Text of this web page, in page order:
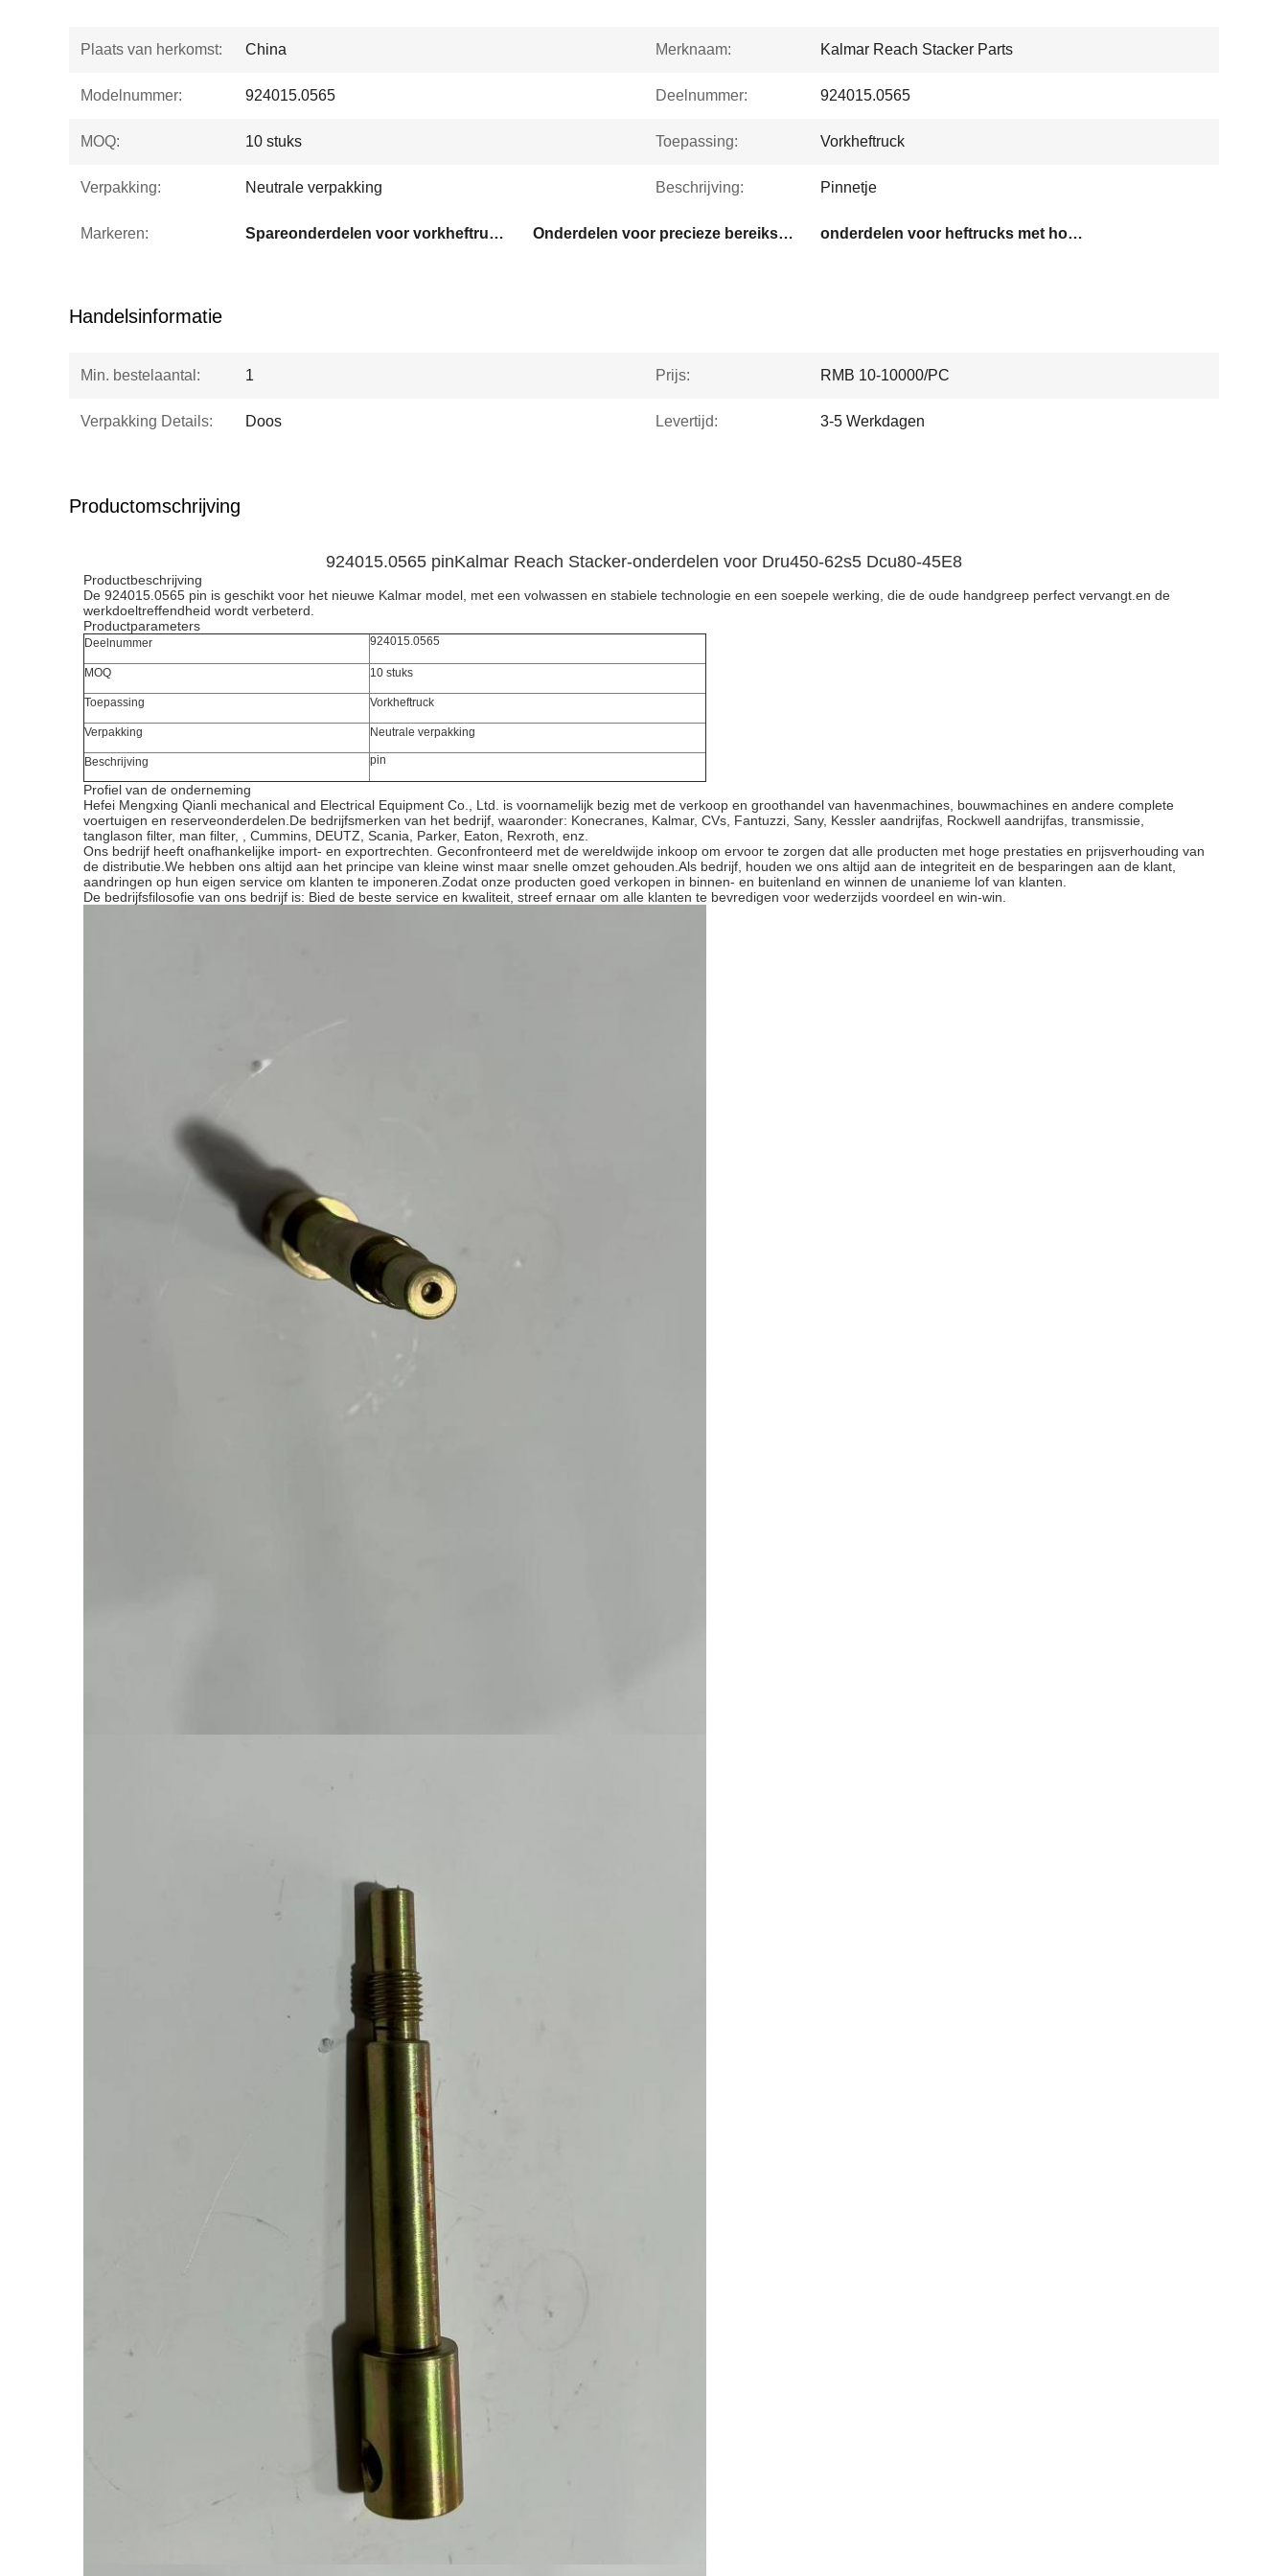
Plaats van herkomst: China Merknaam: Kalmar Reach Stacker Parts
Modelnummer: 924015.0565 Deelnummer: 924015.0565
MOQ: 10 stuks Toepassing: Vorkheftruck
Verpakking: Neutrale verpakking Beschrijving: Pinnetje
Markeren: Spareonderdelen voor vorkheftrucks Onderdelen voor precieze bereikstapelers onderdelen voor heftrucks met hoge prestaties
Handelsinformatie
Min. bestelaantal: 1 Prijs: RMB 10-10000/PC
Verpakking Details: Doos Levertijd: 3-5 Werkdagen
Productomschrijving
924015.0565 pinKalmar Reach Stacker-onderdelen voor Dru450-62s5 Dcu80-45E8
Productbeschrijving
De 924015.0565 pin is geschikt voor het nieuwe Kalmar model, met een volwassen en stabiele technologie en een soepele werking, die de oude handgreep perfect vervangt.en de
werkdoeltreffendheid wordt verbeterd.
Productparameters
Deelnummer 924015.0565
MOQ 10 stuks
Toepassing Vorkheftruck
Verpakking Neutrale verpakking
Beschrijving pin
Profiel van de onderneming
Hefei Mengxing Qianli mechanical and Electrical Equipment Co., Ltd. is voornamelijk bezig met de verkoop en groothandel van havenmachines, bouwmachines en andere complete
voertuigen en reserveonderdelen.De bedrijfsmerken van het bedrijf, waaronder: Konecranes, Kalmar, CVs, Fantuzzi, Sany, Kessler aandrijfas, Rockwell aandrijfas, transmissie,
tanglason filter, man filter, , Cummins, DEUTZ, Scania, Parker, Eaton, Rexroth, enz.
Ons bedrijf heeft onafhankelijke import- en exportrechten. Geconfronteerd met de wereldwijde inkoop om ervoor te zorgen dat alle producten met hoge prestaties en prijsverhouding van
de distributie.We hebben ons altijd aan het principe van kleine winst maar snelle omzet gehouden.Als bedrijf, houden we ons altijd aan de integriteit en de besparingen aan de klant,
aandringen op hun eigen service om klanten te imponeren.Zodat onze producten goed verkopen in binnen- en buitenland en winnen de unanieme lof van klanten.
De bedrijfsfilosofie van ons bedrijf is: Bied de beste service en kwaliteit, streef ernaar om alle klanten te bevredigen voor wederzijds voordeel en win-win.